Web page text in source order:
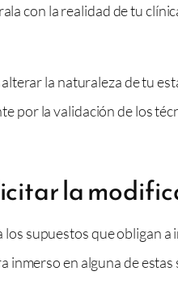
con la realidad de tu
la naturaleza de tu
la validación de los
la
supuestos que obligan
en alguna de